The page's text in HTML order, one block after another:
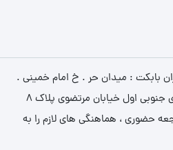
بابکت : میدان حر . خ امام خمینی .
خیابان کمالی . خیابان اسکندری جنوبی اول خیابان مرتضوی پلاک 8
حضوری ، هماهنگی های لازم را به